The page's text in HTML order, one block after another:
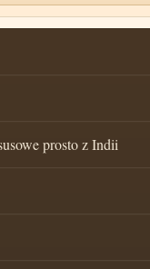
prosto z Indii